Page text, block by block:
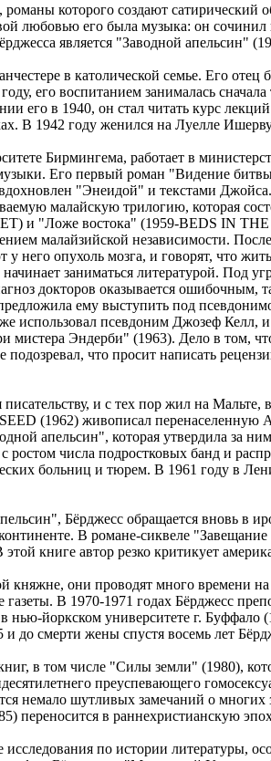
которого создают сатирический
любовью его была музыка: он
является "Заводной апельсин"
в католической семье. Его
его воспитанием занималась
его в 1940, он стал читать курс
В 1942 году женился на Луелле
Бирмингема, работает в
Его первый роман "Видение
"Энеидой" и текстами
малайскую трилогию, которая
и "Ложе востока" (1959-BEDS IN THE
малайзийской независимости.
него опухоль мозга, и говорят, что
заниматься литературой. Под
докторов оказывается ошибочным,
ему выступить под
использовал псевдоним Джозеф
мистера Эндерби" (1963). Дело в том,
подозревал, что просит написать
писательству, и с тех пор жил на
(1962) живописал перенаселенную
апельсин", которая утвердила за
ростом числа подростковых банд и
больниц и тюрем. В 1961 году в
Бёрджесс обращается вновь в
В романе-сиквеле
книге автор резко критикует
княжне, они проводят много времени
газеты. В 1970-1971 годах Бёрджесс
йоркском университете г. Буффало
до смерти жены спустя восемь лет
в том числе "Силы земли" (1980),
преуспевающего
немало шутливых замечаний о многих
переносится в раннехристианскую
исследования по истории литературы,